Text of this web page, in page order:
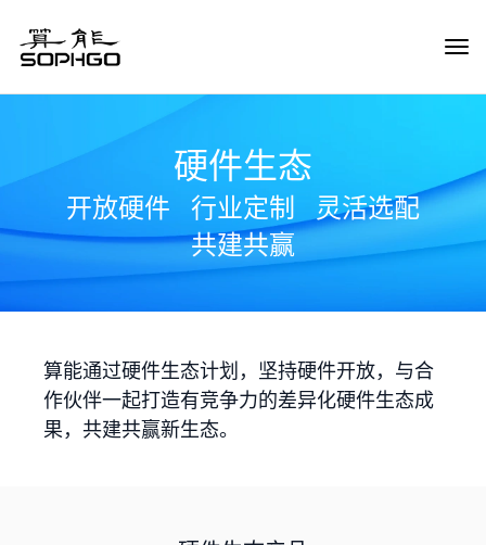
硬件生态
开放硬件 行业定制
灵活选配
共建共赢
算能通过硬件生态计划，坚持硬件开放，与合
作伙伴一起打造有竞争力的差异化硬件生态成
果，共建共赢新生态。